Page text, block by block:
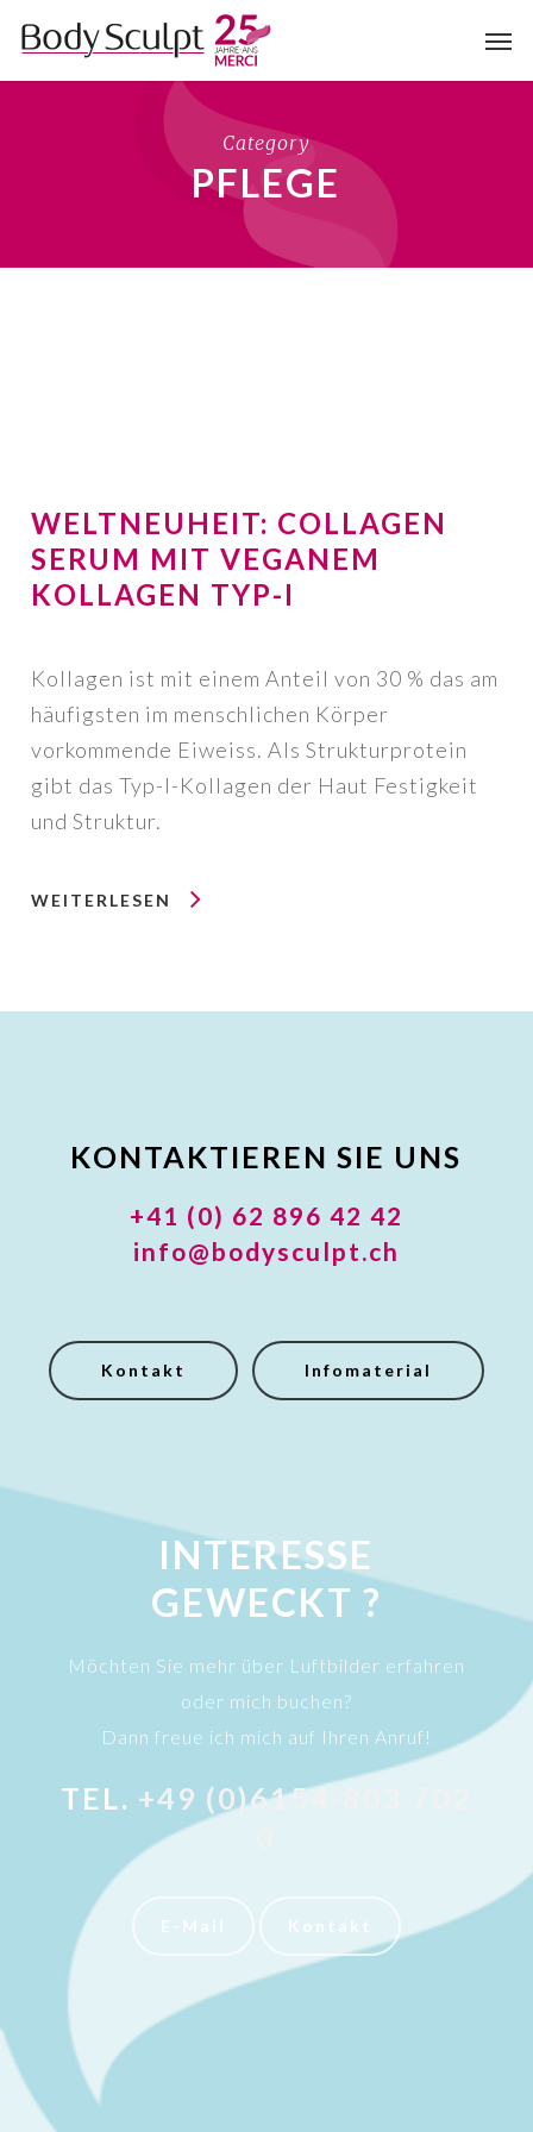
main
Category
PFLEGE
WELTNEUHEIT: COLLAGEN
SERUM MIT VEGANEM
KOLLAGEN TYP-I
Kollagen ist mit einem Anteil von 30 % das am
häufigsten im menschlichen Körper
vorkommende Eiweiss. Als Strukturprotein
gibt das Typ-I-Kollagen der Haut Festigkeit
und Struktur.
WEITERLESEN
KONTAKTIEREN SIE UNS
+41 (0) 62 896 42 42
info@bodysculpt.ch
Kontakt Infomaterial
INTERESSE
GEWECKT ?
Möchten Sie mehr über Luftbilder erfahren
oder mich buchen?
Dann freue ich mich auf Ihren Anruf!
TEL. +49 (0)6154-803 702
E-Mail Kontakt